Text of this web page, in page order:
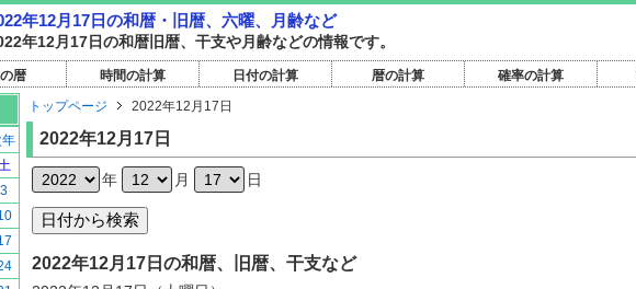
年12月17日の和暦・旧暦、六曜、月齢など
年12月17日の和暦旧暦、干支や月齢などの情報です。
暦 時間の計算 日付の計算 暦の計算 確率の計算
年
3
トップページ 2022年12月17日
2022年12月17日
年 月 日
2022年12月17日の和暦、旧暦、干支など